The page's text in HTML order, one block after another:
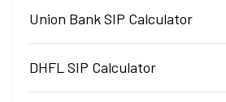
Union Bank SIP Calculator
DHFL SIP Calculator